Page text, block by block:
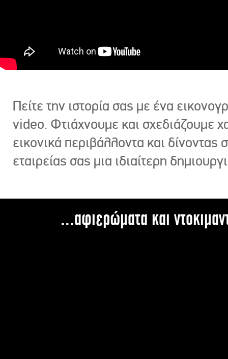
Πείτε την ιστορία σας με ένα
video. Φτιάχνουμε και σχεδιάζουμε
εικονικά περιβάλλοντα και δίνοντας
εταιρείας σας μια ιδιαίτερη
...αφιερώματα και